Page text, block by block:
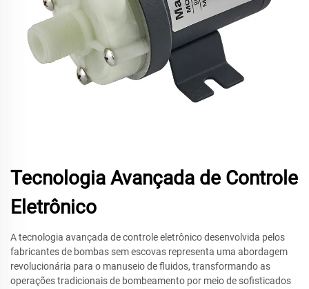
Tecnologia Avançada de Controle
Eletrônico
A tecnologia avançada de controle eletrônico desenvolvida pelos
fabricantes de bombas sem escovas representa uma abordagem
revolucionária para o manuseio de fluidos, transformando as
operações tradicionais de bombeamento por meio de sofisticados